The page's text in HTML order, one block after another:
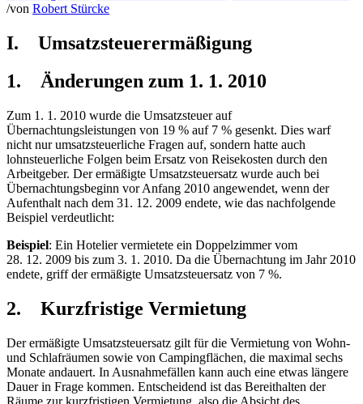
/von Robert Stürcke
I. Umsatzsteuerermäßigung
1. Änderungen zum 1. 1. 2010
Zum 1. 1. 2010 wurde die Umsatzsteuer auf
Übernachtungsleistungen von 19 % auf 7 % gesenkt. Dies warf
nicht nur umsatzsteuerliche Fragen auf, sondern hatte auch
lohnsteuerliche Folgen beim Ersatz von Reisekosten durch den
Arbeitgeber. Der ermäßigte Umsatzsteuersatz wurde auch bei
Übernachtungsbeginn vor Anfang 2010 angewendet, wenn der
Aufenthalt nach dem 31. 12. 2009 endete, wie das nachfolgende
Beispiel verdeutlicht:
Beispiel: Ein Hotelier vermietete ein Doppelzimmer vom
28. 12. 2009 bis zum 3. 1. 2010. Da die Übernachtung im Jahr 2010
endete, griff der ermäßigte Umsatzsteuersatz von 7 %.
2. Kurzfristige Vermietung
Der ermäßigte Umsatzsteuersatz gilt für die Vermietung von Wohn-
und Schlafräumen sowie von Campingflächen, die maximal sechs
Monate andauert. In Ausnahmefällen kann auch eine etwas längere
Dauer in Frage kommen. Entscheidend ist das Bereithalten der
Räume zur kurzfristigen Vermietung, also die Absicht des